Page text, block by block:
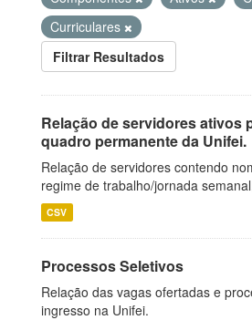
Curriculares
Filtrar Resultados
Relação de servidores ativos
quadro permanente da Unifei.
Relação de servidores contendo
regime de trabalho/jornada
CSV
Processos Seletivos
Relação das vagas ofertadas e
ingresso na Unifei.